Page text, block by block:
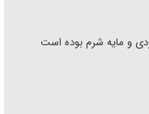
و مایه شرم بوده است